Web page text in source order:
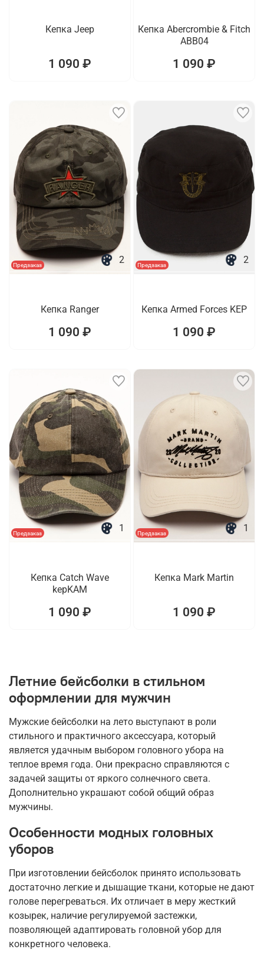
Кепка Jeep
1 090 ₽
Кепка Abercrombie & Fitch
ABB04
1 090 ₽
Предзаказ 2
Кепка Ranger
1 090 ₽
Предзаказ 2
Кепка Armed Forces KEP
1 090 ₽
Предзаказ 1
Кепка Catch Wave
kepKAM
1 090 ₽
Предзаказ 1
Кепка Mark Martin
1 090 ₽
Летние бейсболки в стильном
оформлении для мужчин
Мужские бейсболки на лето выступают в роли
стильного и практичного аксессуара, который
является удачным выбором головного убора на
теплое время года. Они прекрасно справляются с
задачей защиты от яркого солнечного света.
Дополнительно украшают собой общий образ
мужчины.
Особенности модных головных
уборов
При изготовлении бейсболок принято использовать
достаточно легкие и дышащие ткани, которые не дают
голове перегреваться. Их отличает в меру жесткий
козырек, наличие регулируемой застежки,
позволяющей адаптировать головной убор для
конкретного человека.